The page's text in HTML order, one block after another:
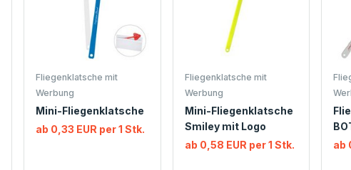
Fliegenklatsche mit
Werbung
Mini-Fliegenklatsche
ab 0,33 EUR per 1 Stk.
Fliegenklatsche mit
Werbung
Mini-Fliegenklatsche
Smiley mit Logo
ab 0,58 EUR per 1 Stk.
ab